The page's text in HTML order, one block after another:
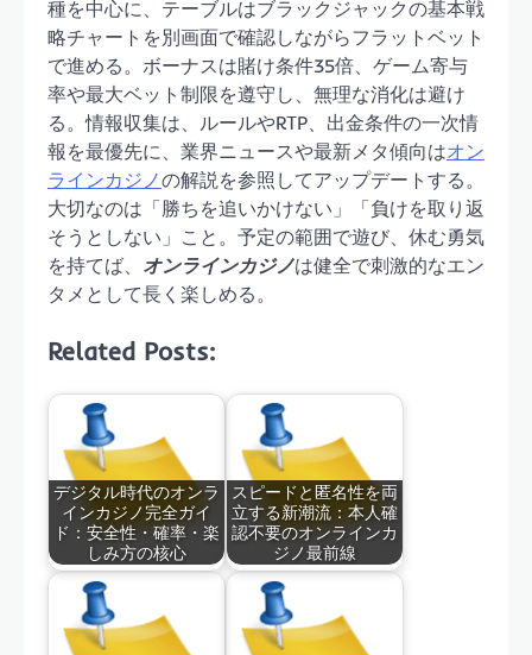
種を中心に、テーブルはブラックジャックの基本戦
略チャートを別画面で確認しながらフラットベット
で進める。ボーナスは賭け条件35倍、ゲーム寄与
率や最大ベット制限を遵守し、無理な消化は避け
る。情報収集は、ルールやRTP、出金条件の一次情
報を最優先に、業界ニュースや最新メタ傾向はオン
ラインカジノの解説を参照してアップデートする。
大切なのは「勝ちを追いかけない」「負けを取り返
そうとしない」こと。予定の範囲で遊び、休む勇気
を持てば、 オンラインカジノは健全で刺激的なエン
タメとして長く楽しめる。
Related Posts:
デジタル時代のオンラ
インカジノ完全ガイ
ド：安全性・確率・楽
しみ方の核心
スピードと匿名性を両
立する新潮流：本人確
認不要のオンラインカ
ジノ最前線